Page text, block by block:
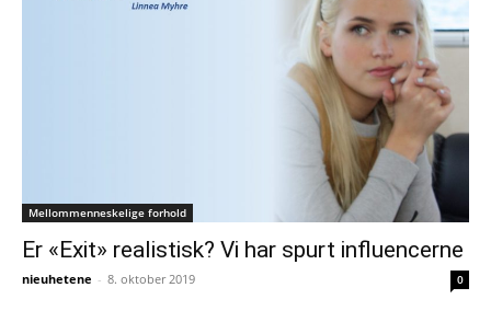
Mellommenneskelige forhold
Er «Exit» realistisk? Vi har spurt influencerne
nieuhetene - 8. oktober 2019 0